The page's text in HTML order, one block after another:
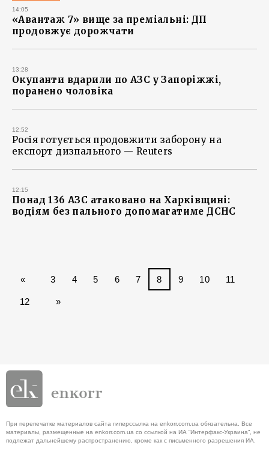
14:05
«Авантаж 7» вище за преміальні: ДП
продовжує дорожчати
13:28
Окупанти вдарили по АЗС у Запоріжжі,
поранено чоловіка
12:52
Росія готується продовжити заборону на
експорт дизпального — Reuters
12:15
Понад 136 АЗС атаковано на Харківщині:
водіям без пального допомагатиме ДСНС
« 3 4 5 6 7 8 9 10 11
12 »
При перепечатке материалов сайта гиперссылка на enkorr.com.ua обязательна. Все
материалы, размещенные на enkorr.com.ua со ссылкой на ИА “Интерфакс-Украина”, не
подлежат дальнейшему распространению, кроме как с письменного разрешения ИА.